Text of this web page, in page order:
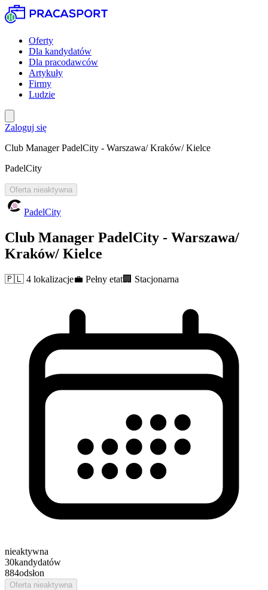
Oferty
Dla kandydatów
Dla pracodawców
Artykuły
Firmy
Ludzie
Zaloguj się
Club Manager PadelCity - Warszawa/ Kraków/ Kielce
PadelCity
Oferta nieaktywna
PadelCity
Club Manager PadelCity - Warszawa/
Kraków/ Kielce
🇵🇱 4 lokalizacje💼 Pełny etat🏢 Stacjonarna
nieaktywna
30kandydatów
884odsłon
Oferta nieaktywna